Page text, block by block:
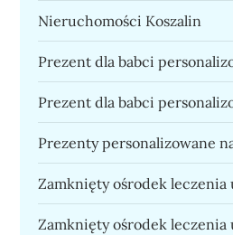
Nieruchomości Koszalin
Prezent dla babci
Prezent dla babci
Prezenty personalizowane
Zamknięty ośrodek leczenia
Zamknięty ośrodek leczenia